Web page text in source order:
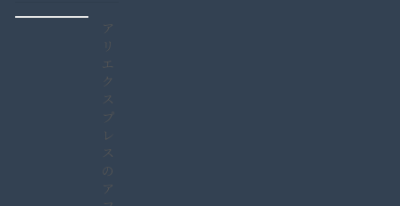
ア
リ
エ
ク
ス
プ
レ
ス
の
ア